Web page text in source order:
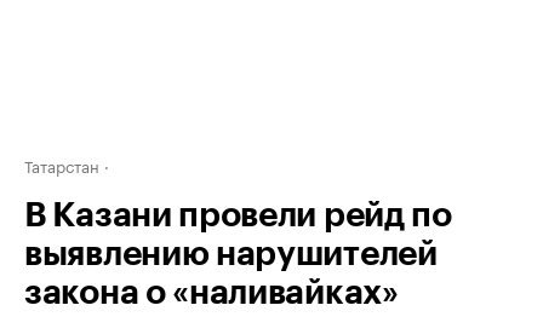
Татарстан
В Казани провели рейд по
выявлению нарушителей
закона о «наливайках»